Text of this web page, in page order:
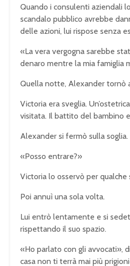
Quando i consulenti aziendali
scandalo pubblico avrebbe
delle azioni, lui rispose senza
«La vera vergogna sarebbe
denaro mentre la mia famiglia
Quella notte, Alexander tornò
Victoria era sveglia.
visitata. Il battito del bambino
Alexander si fermò sulla soglia.
«Posso entrare?»
Victoria lo osservò per qualche
Poi annuì una sola volta.
Lui entrò lentamente e si
rispettando il suo spazio.
«Ho parlato con gli avvocati»,
casa non ti terrà mai più